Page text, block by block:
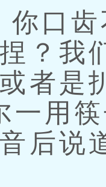
口齿
？我
者是
一用
后说